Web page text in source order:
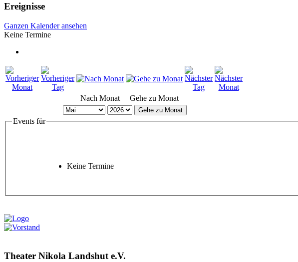
Ereignisse
Ganzen Kalender ansehen
Keine Termine
Nach Monat Gehe zu Monat
Gehe zu Monat
Events für
Keine Termine
Theater Nikola Landshut e.V.